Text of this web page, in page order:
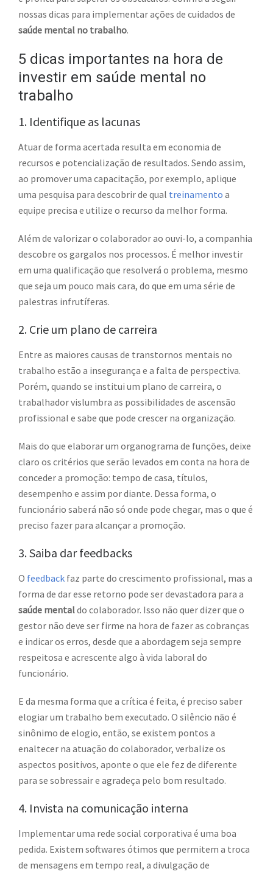
nossas dicas para implementar ações de cuidados de
saúde mental no trabalho.
5 dicas importantes na hora de
investir em saúde mental no
trabalho
1. Identifique as lacunas
Atuar de forma acertada resulta em economia de
recursos e potencialização de resultados. Sendo assim,
ao promover uma capacitação, por exemplo, aplique
uma pesquisa para descobrir de qual treinamento a
equipe precisa e utilize o recurso da melhor forma.
Além de valorizar o colaborador ao ouvi-lo, a companhia
descobre os gargalos nos processos. É melhor investir
em uma qualificação que resolverá o problema, mesmo
que seja um pouco mais cara, do que em uma série de
palestras infrutíferas.
2. Crie um plano de carreira
Entre as maiores causas de transtornos mentais no
trabalho estão a insegurança e a falta de perspectiva.
Porém, quando se institui um plano de carreira, o
trabalhador vislumbra as possibilidades de ascensão
profissional e sabe que pode crescer na organização.
Mais do que elaborar um organograma de funções, deixe
claro os critérios que serão levados em conta na hora de
conceder a promoção: tempo de casa, títulos,
desempenho e assim por diante. Dessa forma, o
funcionário saberá não só onde pode chegar, mas o que é
preciso fazer para alcançar a promoção.
3. Saiba dar feedbacks
O feedback faz parte do crescimento profissional, mas a
forma de dar esse retorno pode ser devastadora para a
saúde mentaldo colaborador. Isso não quer dizer que o
gestor não deve ser firme na hora de fazer as cobranças
e indicar os erros, desde que a abordagem seja sempre
respeitosa e acrescente algo à vida laboral do
funcionário.
E da mesma forma que a crítica é feita, é preciso saber
elogiar um trabalho bem executado. O silêncio não é
sinônimo de elogio, então, se existem pontos a
enaltecer na atuação do colaborador, verbalize os
aspectos positivos, aponte o que ele fez de diferente
para se sobressair e agradeça pelo bom resultado.
4. Invista na comunicação interna
Implementar uma rede social corporativa é uma boa
pedida. Existem softwares ótimos que permitem a troca
de mensagens em tempo real, a divulgação de